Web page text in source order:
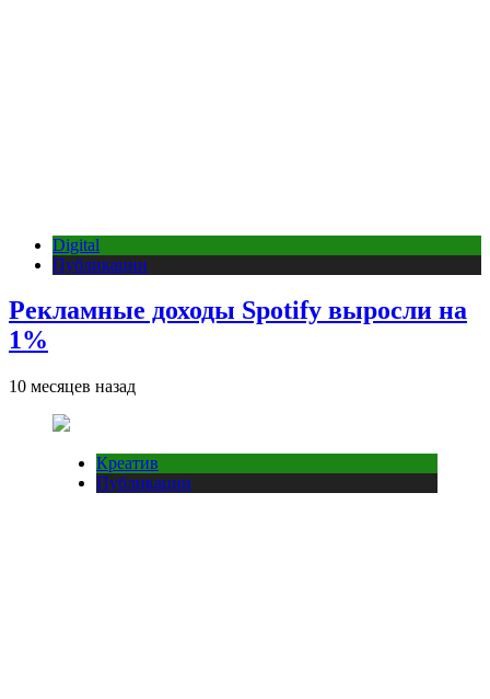
Digital
Публикации
Рекламные доходы Spotify выросли на
1%
10 месяцев назад
Креатив
Публикации